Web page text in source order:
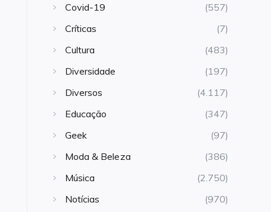
Covid-19
(557)
Críticas
(7)
Cultura
(483)
Diversidade
(197)
Diversos
(4.117)
Educação
(347)
Geek
(97)
Moda & Beleza
(386)
Música
(2.750)
Notícias
(970)